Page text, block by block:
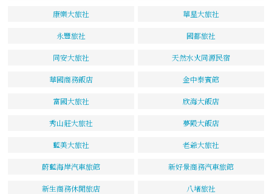
康樂大旅社 華星大旅社
永豐旅社 國都旅社
同安大旅社 天然水火同源民宿
華國商務飯店 金中泰賓館
富國大旅社 欣海大飯店
秀山莊大旅社 夢殿大飯店
藍美大旅社 老爺大旅社
蔚藍海岸汽車旅館 新好景商務汽車旅館
新生商務休閒旅店 八堵旅社